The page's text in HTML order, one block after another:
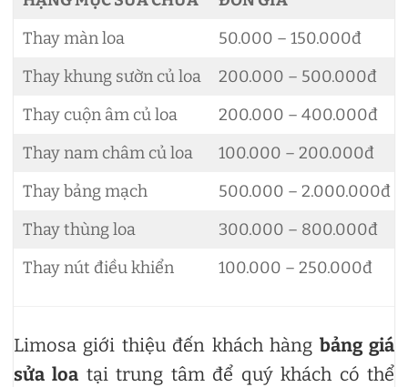
Thay màn loa
50.000 – 150.000đ
Thay khung sườn củ loa
200.000 – 500.000đ
Thay cuộn âm củ loa
200.000 – 400.000đ
Thay nam châm củ loa
100.000 – 200.000đ
Thay bảng mạch
500.000 – 2.000.000đ
Thay thùng loa
300.000 – 800.000đ
Thay nút điều khiển
100.000 – 250.000đ
Limosa giới thiệu đến khách hàng bảng giá
sửa loa tại trung tâm để quý khách có thể